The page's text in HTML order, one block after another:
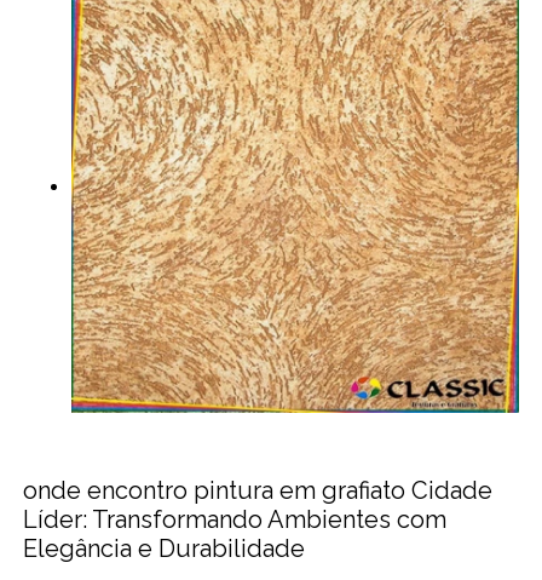
onde encontro pintura em grafiato Cidade
Líder: Transformando Ambientes com
Elegância e Durabilidade